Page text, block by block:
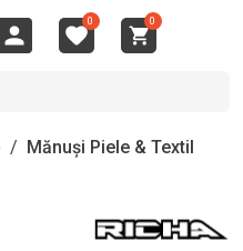
0 0
/ Mănuși Piele & Textil